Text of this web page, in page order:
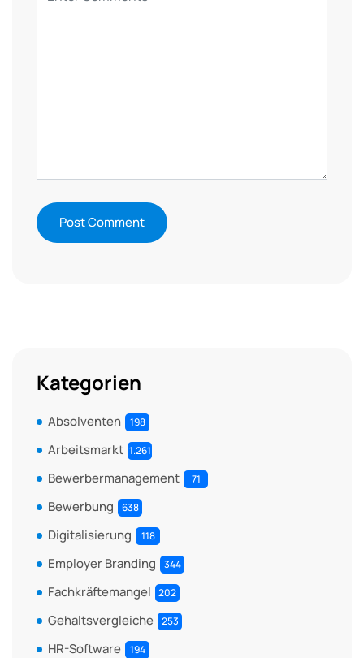
Kategorien
Absolventen 198
Arbeitsmarkt 1.261
Bewerbermanagement 71
Bewerbung 638
Digitalisierung 118
Employer Branding 344
Fachkräftemangel 202
Gehaltsvergleiche 253
HR-Software 194